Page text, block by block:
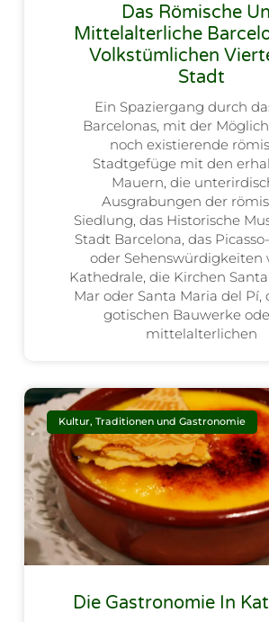
Das Römische
Mittelalterliche
Volkstümlichen
Stadt
Ein Spaziergang durch
Barcelonas, mit der
noch existierende
Stadtgefüge mit den
Mauern, die
Ausgrabungen der
Siedlung, das Historische
Stadt Barcelona, das
oder Sehenswürdigkeiten
Kathedrale, die Kirchen
Mar oder Santa Maria del Pí,
gotischen Bauwerke
mittelalterlichen
Kultur, Traditionen und Gastronomie
Die Gastronomie In